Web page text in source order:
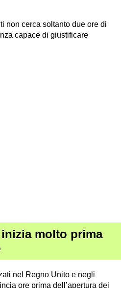
non cerca soltanto due ore di
capace di giustificare
molto prima
nel Regno Unito e negli
ore prima dell’apertura dei